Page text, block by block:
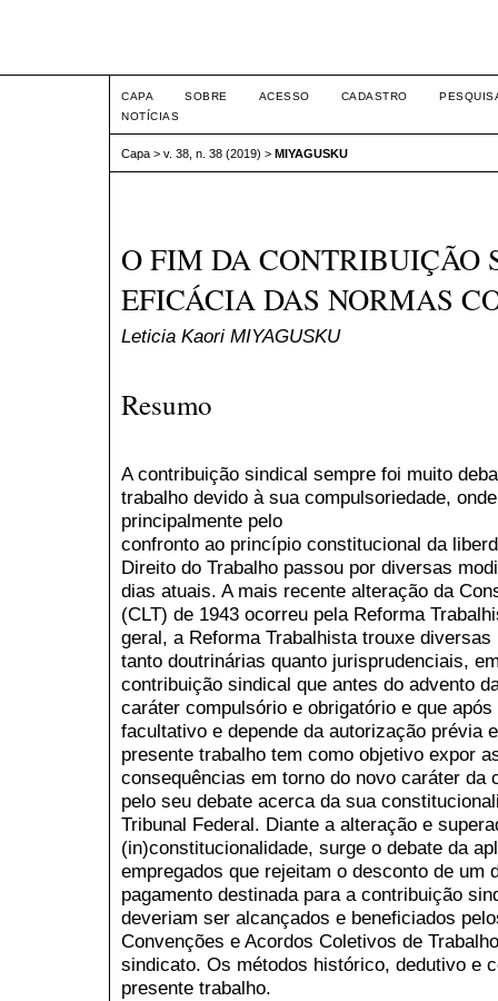
CAPA SOBRE ACESSO CADASTRO
NOTÍCIAS
Capa > v. 38, n. 38 (2019) > MIYAGUSKU
O FIM DA CONTRIBUIÇÃO
EFICÁCIA DAS NORMAS
Leticia Kaori MIYAGUSKU
Resumo
A contribuição sindical sempre foi muito
trabalho devido à sua compulsoriedade,
principalmente pelo
confronto ao princípio constitucional da
Direito do Trabalho passou por diversas
dias atuais. A mais recente alteração da
(CLT) de 1943 ocorreu pela Reforma
geral, a Reforma Trabalhista trouxe
tanto doutrinárias quanto jurisprudenciais,
contribuição sindical que antes do advento
caráter compulsório e obrigatório e que
facultativo e depende da autorização prévia
presente trabalho tem como objetivo expor
consequências em torno do novo caráter
pelo seu debate acerca da sua
Tribunal Federal. Diante a alteração e
(in)constitucionalidade, surge o debate da
empregados que rejeitam o desconto de um
pagamento destinada para a contribuição
deveriam ser alcançados e beneficiados
Convenções e Acordos Coletivos de
sindicato. Os métodos histórico, dedutivo e
presente trabalho.